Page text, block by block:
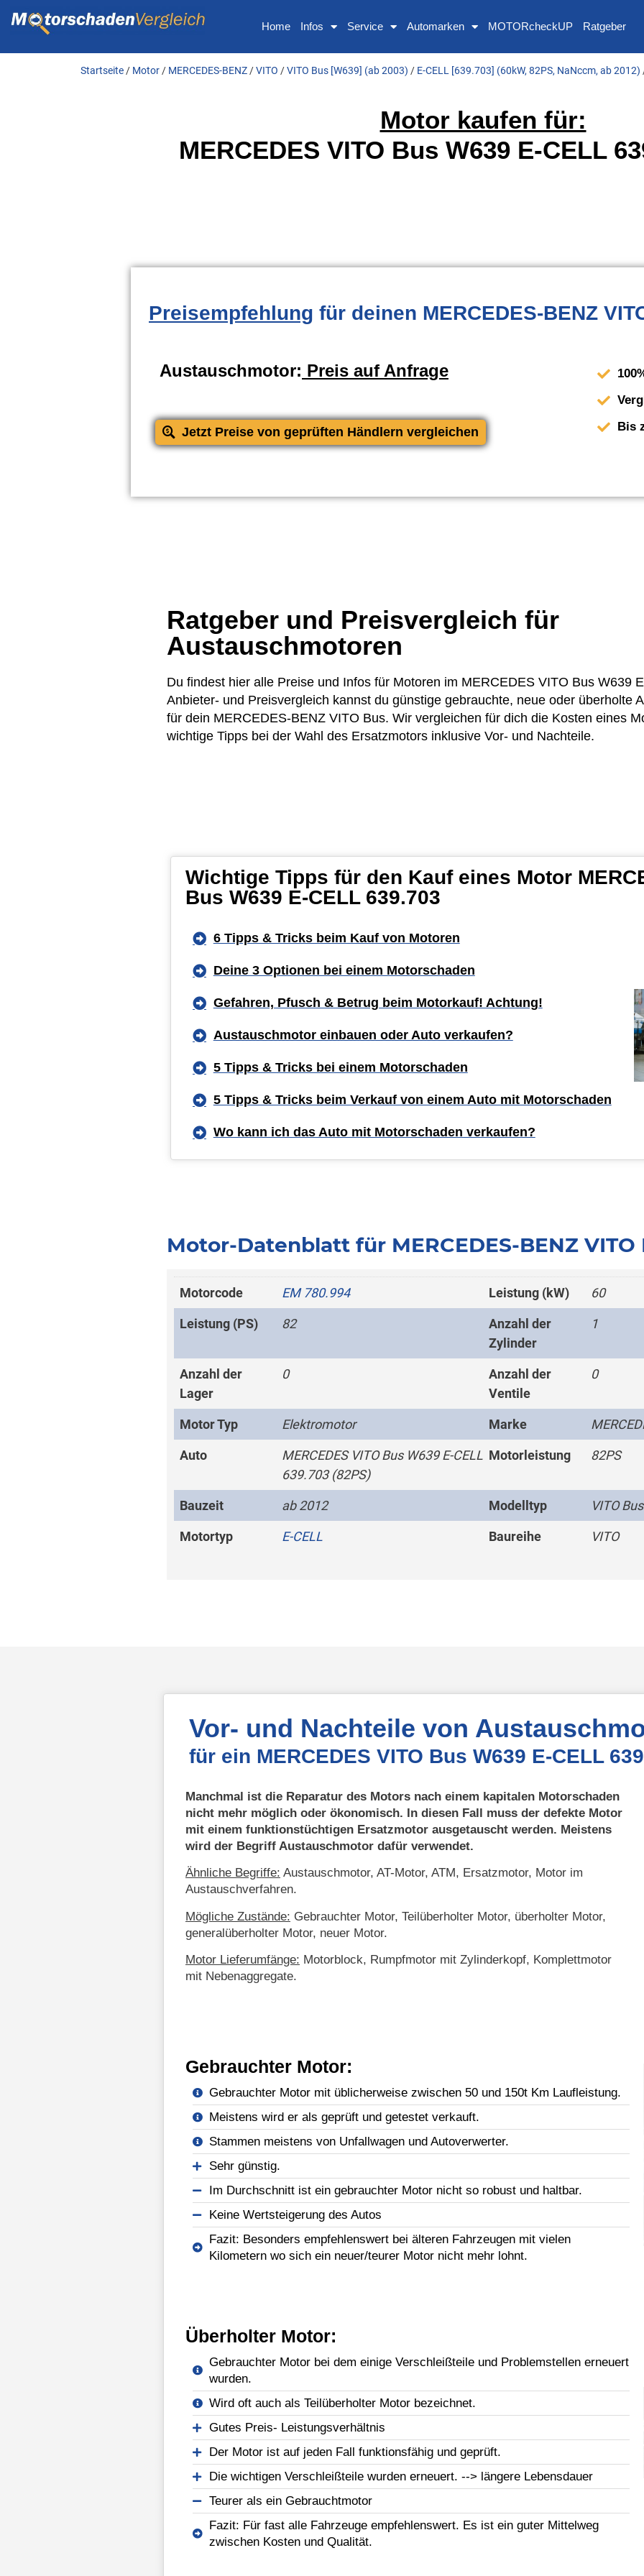
Home Infos Service Automarken MOTORcheckUP Ratgeber
Startseite / Motor / MERCEDES-BENZ /VITO /VITO Bus [W639] (ab 2003) / E-CELL [639.703] (60kW, 82PS, NaNccm, ab 2012)
Motor kaufen für:
MERCEDES VITO Bus W639 E-CELL
Preisempfehlung für deinen MERCEDES-BENZ
Austauschmotor: Preis auf Anfrage
Jetzt Preise von geprüften Händlern vergleichen
Bis
Ratgeber und Preisvergleich für
Austauschmotoren
Du findest hier alle Preise und Infos für Motoren im MERCEDES VITO Bus W639
Anbieter- und Preisvergleich kannst du günstige gebrauchte, neue oder überholte
für dein MERCEDES-BENZ VITO Bus. Wir vergleichen für dich die Kosten eines
wichtige Tipps bei der Wahl des Ersatzmotors inklusive Vor- und Nachteile.
Wichtige Tipps für den Kauf eines Motor
Bus W639 E-CELL 639.703
6 Tipps & Tricks beim Kauf von Motoren
Deine 3 Optionen bei einem Motorschaden
Gefahren, Pfusch & Betrug beim Motorkauf! Achtung!
Austauschmotor einbauen oder Auto verkaufen?
5 Tipps & Tricks bei einem Motorschaden
5 Tipps & Tricks beim Verkauf von einem Auto mit Motorschaden
Wo kann ich das Auto mit Motorschaden verkaufen?
Motor-Datenblatt für MERCEDES-BENZ VITO
Motorcode EM 780.994 Leistung (kW) 60
Leistung (PS) 82
Anzahl der
Zylinder
1
Anzahl der
Lager
0
Anzahl der
Ventile
0
Motor Typ Elektromotor Marke
Auto
MERCEDES VITO Bus W639 E-CELL
639.703 (82PS)
Motorleistung 82PS
Bauzeit ab 2012 Modelltyp VITO Bus
Motortyp E-CELL Baureihe VITO
Vor- und Nachteile von
für ein MERCEDES VITO Bus W639 E-CELL
Manchmal ist die Reparatur des Motors nach einem kapitalen Motorschaden
nicht mehr möglich oder ökonomisch. In diesen Fall muss der defekte Motor
mit einem funktionstüchtigen Ersatzmotor ausgetauscht werden. Meistens
wird der Begriff Austauschmotor dafür verwendet.
Ähnliche Begriffe: Austauschmotor, AT-Motor, ATM, Ersatzmotor, Motor im
Austauschverfahren.
Mögliche Zustände: Gebrauchter Motor, Teilüberholter Motor, überholter Motor,
generalüberholter Motor, neuer Motor.
Motor Lieferumfänge: Motorblock, Rumpfmotor mit Zylinderkopf, Komplettmotor
mit Nebenaggregate.
Gebrauchter Motor:
Gebrauchter Motor mit üblicherweise zwischen 50 und 150t Km Laufleistung.
Meistens wird er als geprüft und getestet verkauft.
Stammen meistens von Unfallwagen und Autoverwerter.
Sehr günstig.
Im Durchschnitt ist ein gebrauchter Motor nicht so robust und haltbar.
Keine Wertsteigerung des Autos
Fazit: Besonders empfehlenswert bei älteren Fahrzeugen mit vielen
Kilometern wo sich ein neuer/teurer Motor nicht mehr lohnt.
Überholter Motor:
Gebrauchter Motor bei dem einige Verschleißteile und Problemstellen erneuert
wurden.
Wird oft auch als Teilüberholter Motor bezeichnet.
Gutes Preis- Leistungsverhältnis
Der Motor ist auf jeden Fall funktionsfähig und geprüft.
Die wichtigen Verschleißteile wurden erneuert. --> längere Lebensdauer
Teurer als ein Gebrauchtmotor
Fazit: Für fast alle Fahrzeuge empfehlenswert. Es ist ein guter Mittelweg
zwischen Kosten und Qualität.